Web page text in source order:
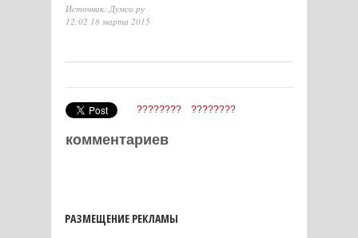
Источник: Думсо.ру
12:02 18 марта 2015
???????? ????????
комментариев
РАЗМЕЩЕНИЕ РЕКЛАМЫ